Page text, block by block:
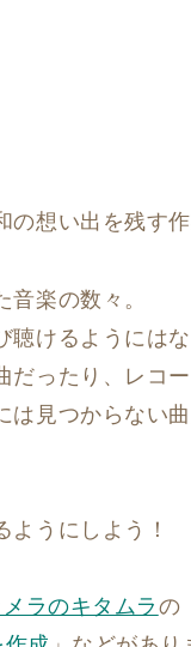
想い出を残す作
楽の数々。
けるようにはな
ったり、レコ
見つからない
うにしよう！
メラのキタムラ の